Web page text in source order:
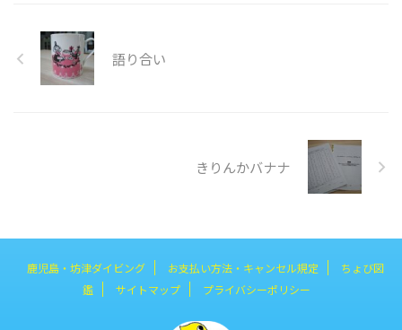
語り合い
きりんかバナナ
鹿児島・坊津ダイビング お支払い方法・キャンセル規定
ちょび図
鑑
サイトマップ プライバシーポリシー